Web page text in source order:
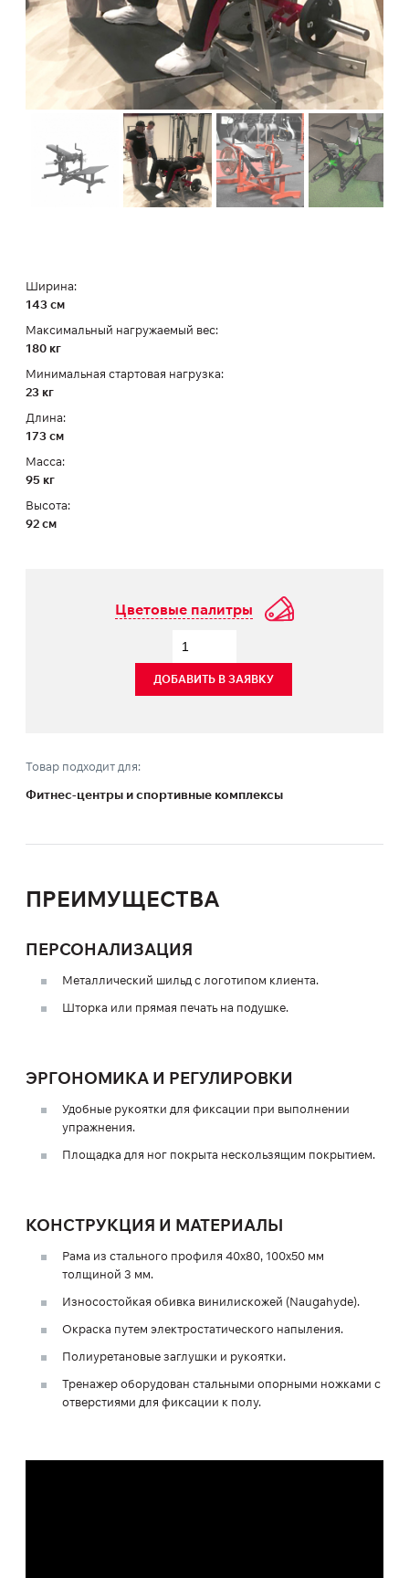
Ширина:
143 см
Максимальный нагружаемый вес:
180 кг
Минимальная стартовая нагрузка:
23 кг
Длина:
173 см
Масса:
95 кг
Высота:
92 см
Цветовые палитры
ДОБАВИТЬ В ЗАЯВКУ
Товар подходит для:
Фитнес-центры и спортивные комплексы
ПРЕИМУЩЕСТВА
ПЕРСОНАЛИЗАЦИЯ
Металлический шильд с логотипом клиента.
Шторка или прямая печать на подушке.
ЭРГОНОМИКА И РЕГУЛИРОВКИ
Удобные рукоятки для фиксации при выполнении
упражнения.
Площадка для ног покрыта нескользящим покрытием.
КОНСТРУКЦИЯ И МАТЕРИАЛЫ
Рама из стального профиля 40х80, 100х50 мм
толщиной 3 мм.
Износостойкая обивка винилискожей (Naugahyde).
Окраска путем электростатического напыления.
Полиуретановые заглушки и рукоятки.
Тренажер оборудован стальными опорными ножками с
отверстиями для фиксации к полу.